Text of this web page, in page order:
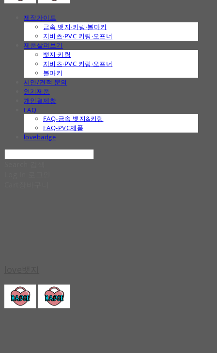
제작가이드
금속 뱃지·키링·볼마커
지비츠·PVC 키링·오프너
제품살펴보기
뱃지·키링
지비츠·PVC 키링·오프너
볼마커
시안/견적 문의
인기제품
개인결제창
FAQ
FAQ-금속 뱃지&키링
FAQ-PVC제품
lovebadge